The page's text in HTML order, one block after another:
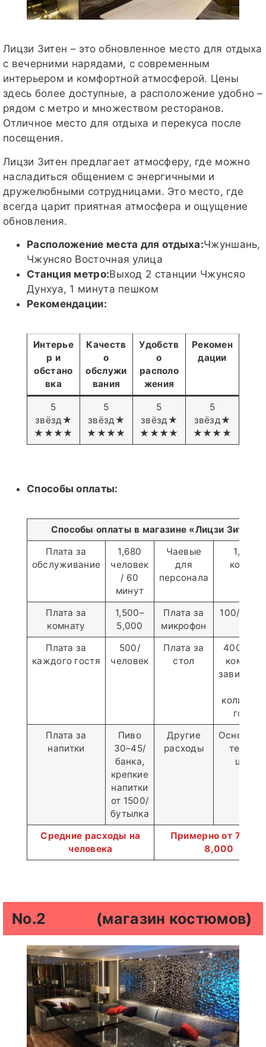
Лицзи Зитен – это обновленное место для отдыха
с вечерними нарядами, с современным
интерьером и комфортной атмосферой. Цены
здесь более доступные, а расположение удобно –
рядом с метро и множеством ресторанов.
Отличное место для отдыха и перекуса после
посещения.
Лицзи Зитен предлагает атмосферу, где можно
насладиться общением с энергичными и
дружелюбными сотрудницами. Это место, где
всегда царит приятная атмосфера и ощущение
обновления.
Расположение места для отдыха:Чжуншань,
Чжунсяо Восточная улица
Станция метро:Выход 2 станции Чжунсяо
Дунхуа, 1 минута пешком
Рекомендации:
Интерье
р и
обстано
вка
Качеств
о
обслужи
вания
Удобств
о
располо
жения
Рекомен
дации
5
звёзд★
★★★★
5
звёзд★
★★★★
5
звёзд★
★★★★
5
звёзд★
★★★★
Способы оплаты:
Способы оплаты в магазине «Лицзи Зитэн»
Плата за
обслуживание
1,680
человек
/ 60
минут
Чаевые
для
персонала
1,000 /
Плата за
комнату
1,500–
5,000
Плата за
микрофон
100/
Плата за
каждого гостя
500/
человек
Плата за
стол
комната
гостей
Плата за
напитки
Пиво
30–45/
банка,
крепкие
напитки
от 1500/
бутылка
Другие
расходы
ценах
Средние расходы на
человека
Примерно от
8,000
No.2 (магазин костюмов)